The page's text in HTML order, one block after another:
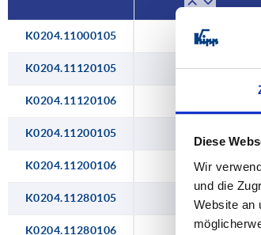
Diese
Wir
und die
Website an
K0204.11000105 schwarz
K0204.11120105 schwarz
K0204.11120106
K0204.11200105
K0204.11200106 schwarz
K0204.11280105 schwarz
K0204.11280106 schwarz